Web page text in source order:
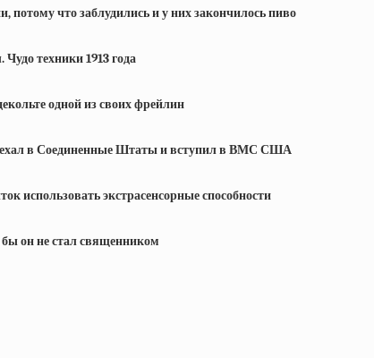
что заблудились и у них закончилось пиво
техники 1913 года
одной из своих фрейлин
в Соединенные Штаты и вступил в ВМС США
использовать экстрасенсорные способности
он не стал священником